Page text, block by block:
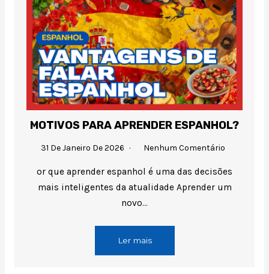
MOTIVOS PARA APRENDER ESPANHOL?
31 De Janeiro De 2026 Nenhum Comentário
or que aprender espanhol é uma das decisões
mais inteligentes da atualidade Aprender um
novo…
Ler mais